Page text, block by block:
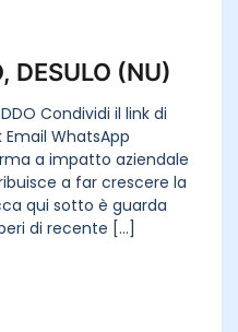
DESULO (NU)
Condividi il link di
WhatsApp
a impatto aziendale
a far crescere la
qui sotto è guarda
di recente [...]